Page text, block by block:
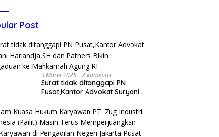
Post
3 Maret 2025 2 Komentar
Surat tidak ditanggapi PN
Pusat,Kantor Advokat Suryani
Pengaduan ke Mahkamah
Agung RI